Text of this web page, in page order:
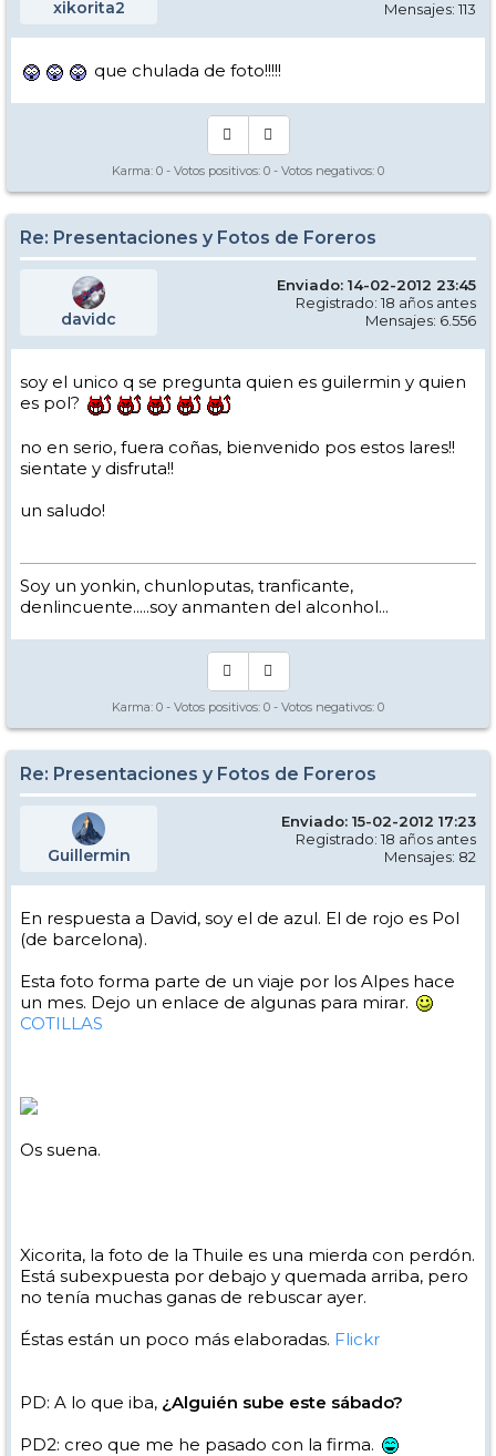
xikorita2
Mensajes: 113
que chulada de foto!!!!!
Karma: 0 - Votos positivos: 0 - Votos negativos: 0
Re: Presentaciones y Fotos de Foreros
davidc
Enviado: 14-02-2012 23:45
Registrado: 18 años antes
Mensajes: 6.556
soy el unico q se pregunta quien es guilermin y quien
es pol?
no en serio, fuera coñas, bienvenido pos estos lares!!
sientate y disfruta!!
un saludo!
Soy un yonkin, chunloputas, tranficante,
denlincuente.....soy anmanten del alconhol...
Karma: 0 - Votos positivos: 0 - Votos negativos: 0
Re: Presentaciones y Fotos de Foreros
Guillermin
Enviado: 15-02-2012 17:23
Registrado: 18 años antes
Mensajes: 82
En respuesta a David, soy el de azul. El de rojo es Pol
(de barcelona).
Esta foto forma parte de un viaje por los Alpes hace
un mes. Dejo un enlace de algunas para mirar.
COTILLAS
Os suena.
Xicorita, la foto de la Thuile es una mierda con perdón.
Está subexpuesta por debajo y quemada arriba, pero
no tenía muchas ganas de rebuscar ayer.
Éstas están un poco más elaboradas. Flickr
PD: A lo que iba, ¿Alguién sube este sábado?
PD2: creo que me he pasado con la firma.